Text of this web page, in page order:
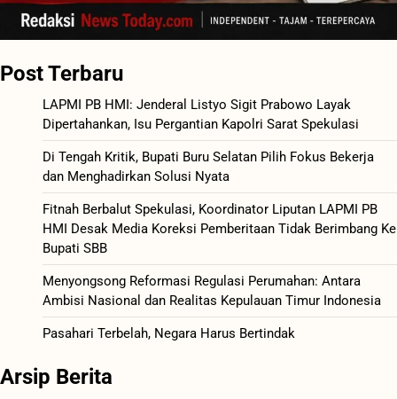
Post Terbaru
LAPMI PB HMI: Jenderal Listyo Sigit Prabowo Layak
Dipertahankan, Isu Pergantian Kapolri Sarat Spekulasi
Di Tengah Kritik, Bupati Buru Selatan Pilih Fokus Bekerja
dan Menghadirkan Solusi Nyata
Fitnah Berbalut Spekulasi, Koordinator Liputan LAPMI PB
HMI Desak Media Koreksi Pemberitaan Tidak Berimbang Ke
Bupati SBB
Menyongsong Reformasi Regulasi Perumahan: Antara
Ambisi Nasional dan Realitas Kepulauan Timur Indonesia
Pasahari Terbelah, Negara Harus Bertindak
Arsip Berita